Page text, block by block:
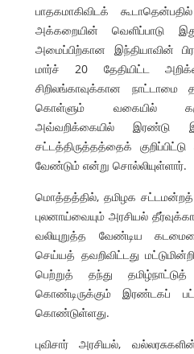
பாதகமாகிவிடக்
அக்கறையின் வெளிப்பாடு
அமைப்பிற்கான இந்தியாவின்
மார்ச் 20 தேதியிட்ட
சிறிலங்காவுக்கான
கொள்ளும் வகையில்
அவ்வறிக்கையில் இரண்டு
சட்டத்திருத்தத்தைக்
வேண்டும் என்று சொல்லியுள்ளார்.
மொத்தத்தில், தமிழக சட்டமன்றத்
புலனாய்வையும் அரசியல்
வலியுறுத்த வேண்டிய
செய்யத் தவறிவிட்டது
பெற்றுத் தந்து
கொண்டிருக்கும் இரண்டகப்
கொண்டுள்ளது.
புவிசார் அரசியல்,